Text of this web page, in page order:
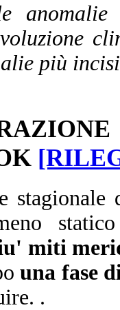
più
miti
una fase
.